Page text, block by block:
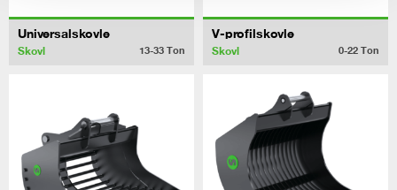
Universalskovle
Skovl 13-33 Ton
V-profilskovle
Skovl 0-22 Ton